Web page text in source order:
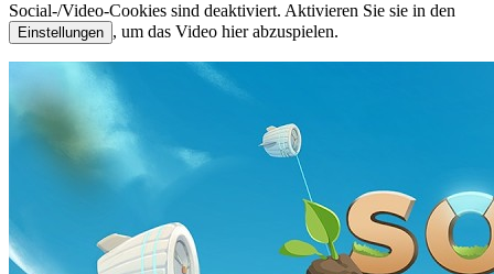
Social-/Video-Cookies sind deaktiviert. Aktivieren Sie sie in den
Einstellungen , um das Video hier abzuspielen.